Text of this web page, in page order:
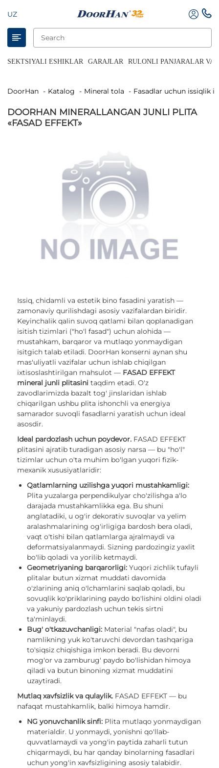
UZ
SEKTSIYALI ESHIKLAR GARAJLAR RULONLI PANJARALAR VA
DoorHan Katalog Mineral tola Fasadlar uchun issiqlik
DOORHAN MINERALLANGAN JUNLI PLITA
«FASAD EFFEKT»
Issiq, chidamli va estetik bino fasadini yaratish —
zamonaviy qurilishdagi asosiy vazifalardan biridir.
Keyinchalik qalin suvoq qatlami bilan qoplanadigan
isitish tizimlari ("ho'l fasad") uchun alohida —
mustahkam, barqaror va mutlaqo yonmaydigan
isitgich talab etiladi. DoorHan konserni aynan shu
mas'uliyatli vazifalar uchun ishlab chiqilgan
ixtisoslashtirilgan mahsulot — FASAD EFFEKT
mineral junli plitasini taqdim etadi. O'z
zavodlarimizda bazalt tog' jinslaridan ishlab
chiqarilgan ushbu plita ishonchli va energiya
samarador suvoqli fasadlarni yaratish uchun ideal
asosdir.
Ideal pardozlash uchun poydevor. FASAD EFFEKT
plitasini ajratib turadigan asosiy narsa — bu "ho'l"
tizimlar uchun o'ta muhim bo'lgan yuqori fizik-
mexanik xususiyatlaridir:
Qatlamlarning uzilishga yuqori mustahkamligi:
Plita yuzalarga perpendikulyar cho'zilishga a'lo
darajada mustahkamlikka ega. Bu shuni
anglatadiki, u og'ir dekorativ suvoqlar va yelim
aralashmalarining og'irligiga bardosh bera oladi,
vaqt o'tishi bilan qatlamlarga ajralmaydi va
deformatsiyalanmaydi. Sizning pardozingiz yaxlit
bo'lib qoladi va yorilib ketmaydi.
Geometriyaning barqarorligi: Yuqori zichlik tufayli
plitalar butun xizmat muddati davomida
o'zlarining aniq o'lchamlarini saqlab qoladi, bu
sovuqlik ko'priklarining paydo bo'lishini oldini oladi
va yakuniy pardozlash uchun tekis sirtni
ta'minlaydi.
Bug' o'tkazuvchanligi: Material "nafas oladi", bu
namlikning yuk ko'taruvchi devordan tashqariga
to'siqsiz chiqishiga imkon beradi. Bu devorni
mog'or va zamburug' paydo bo'lishidan himoya
qiladi va butun binoning xizmat muddatini
uzaytiradi.
Mutlaq xavfsizlik va qulaylik. FASAD EFFEKT — bu
nafaqat mustahkamlik, balki himoya hamdir.
NG yonuvchanlik sinfi: Plita mutlaqo yonmaydigan
materialdir. U yonmaydi, yonishni qo'llab-
quvvatlamaydi va yong'in paytida zaharli tutun
chiqarmaydi, bu har qanday binolarning fasadlari
uchun yong'in xavfsizligining asosiy talabidir.